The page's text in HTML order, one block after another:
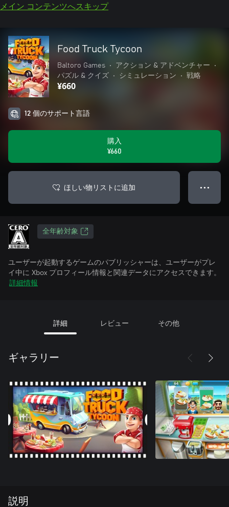
メイン コンテンツへスキップ
Food Truck Tycoon
Baltoro Games • アクション & アドベンチャー
•
パズル & クイズ
• シミュレーション • 戦略
¥660
12 個のサポート言語
購入
¥660
ほしい物リストに追加 ● ● ●
全年齢対象
ユーザーが起動するゲームのパブリッシャーは、ユーザーがプレ
イ中に Xbox プロフィール情報と関連データにアクセスできます。
詳細情報
詳細 レビュー その他
ギャラリー
説明